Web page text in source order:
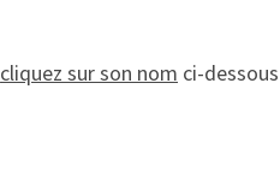
cliquez sur son nom ci-